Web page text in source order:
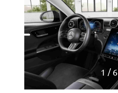
1 6